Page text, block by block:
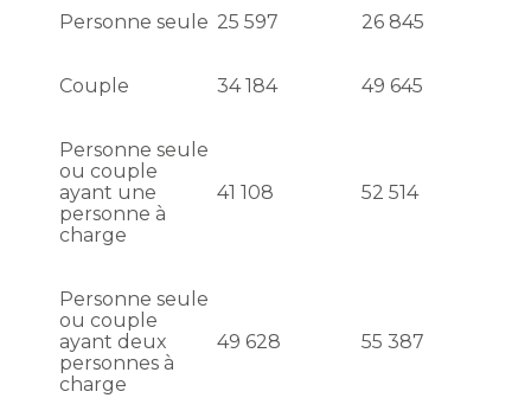
Personne seule 25 597 26 845
Couple 34 184 49 645
Personne seule
ou couple
ayant une
personne à
charge
41 108 52 514
Personne seule
ou couple
ayant deux
personnes à
charge
49 628 55 387